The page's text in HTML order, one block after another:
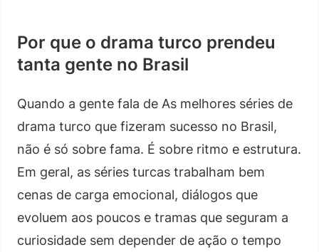
Por que o drama turco prendeu
tanta gente no Brasil
Quando a gente fala de As melhores séries de
drama turco que fizeram sucesso no Brasil,
não é só sobre fama. É sobre ritmo e estrutura.
Em geral, as séries turcas trabalham bem
cenas de carga emocional, diálogos que
evoluem aos poucos e tramas que seguram a
curiosidade sem depender de ação o tempo